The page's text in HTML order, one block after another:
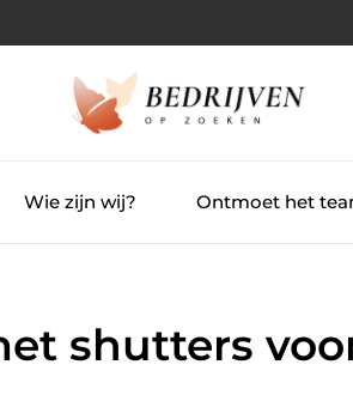
Wie zijn wij? Ontmoet het
shutters